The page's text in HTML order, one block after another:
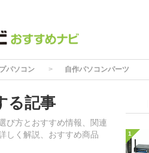
パソコン 自作パソコンパーツ
る記事
び方とおすすめ情報、関連
しく解説、おすすめ商品
1